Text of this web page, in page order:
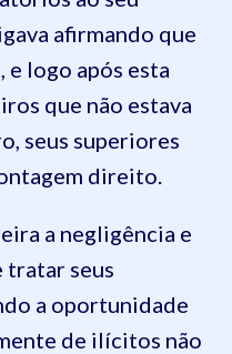
afirmando que
logo após esta
que não estava
seus superiores
direito.
a negligência e
tratar seus
a oportunidade
de ilícitos não